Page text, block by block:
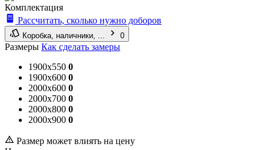
Комплектация
Рассчитать, сколько нужно доборов
Коробка, наличники, ... 0
Размеры Как сделать замеры
1900x550 0
1900x600 0
2000x600 0
2000x700 0
2000x800 0
2000x900 0
Размер может влиять на цену